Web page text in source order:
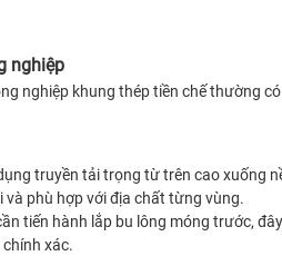
nghiệp
nghiệp khung thép tiền chế thường
truyền tải trọng từ trên cao xuống
phù hợp với địa chất từng vùng.
tiến hành lắp bu lông móng trước,
xác.